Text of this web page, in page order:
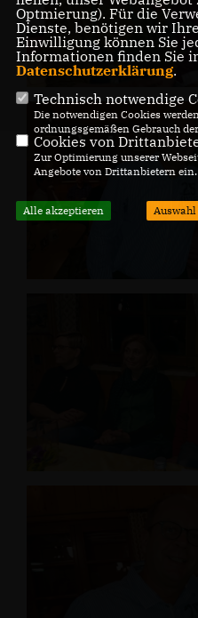
Optmierung). Für die
Dienste, benötigen wir
Einwilligung können Sie
Informationen finden Sie
Datenschutzerklärung.
Technisch notwendige
Die notwendigen Cookies
ordnungsgemäßen Gebrauch
Cookies von
Zur Optimierung unserer
Angebote von Drittanbietern ein.
Alle akzeptieren